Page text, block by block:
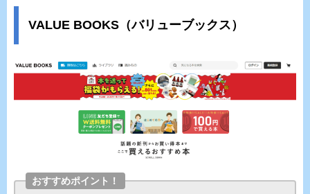
VALUE BOOKS（バリューブックス）
おすすめポイント！